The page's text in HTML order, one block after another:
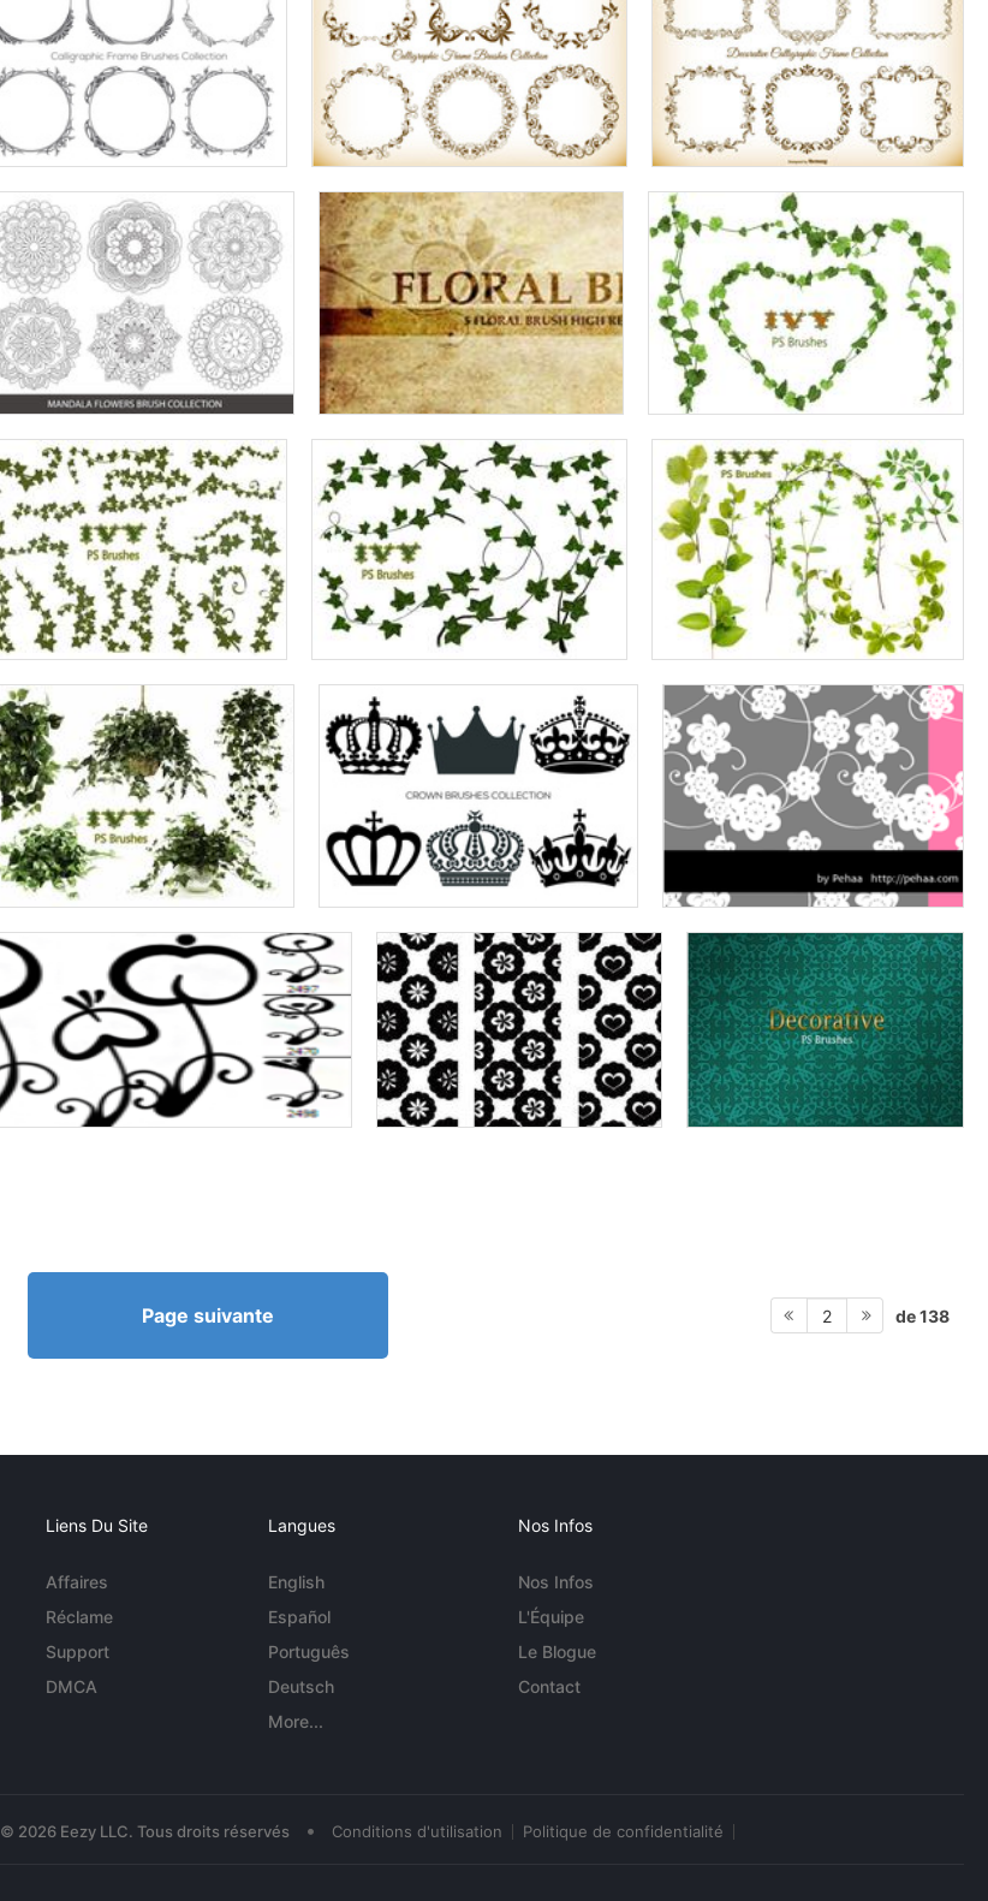
Page suivante 2 de 138
Liens Du Site
Affaires
Réclame
Support
DMCA
Langues
English
Español
Português
Deutsch
More...
Nos Infos
Nos Infos
L'Équipe
Le Blogue
Contact
© 2026 Eezy LLC. Tous droits réservés • Conditions d'utilisation Politique de confidentialité